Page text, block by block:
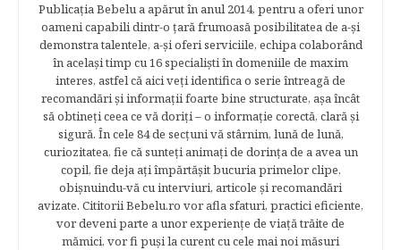
Publicația Bebelu a apărut în anul 2014, pentru a oferi unor
oameni capabili dintr-o ţară frumoasă posibilitatea de a-şi
demonstra talentele, a-şi oferi serviciile, echipa colaborând
în acelaşi timp cu 16 specialişti în domeniile de maxim
interes, astfel că aici veţi identifica o serie întreagă de
recomandări şi informaţii foarte bine structurate, aşa încât
să obtineţi ceea ce vă doriţi – o informaţie corectă, clară şi
sigură. În cele 84 de secțuni vă stârnim, lună de lună,
curiozitatea, fie că sunteţi animaţi de dorinţa de a avea un
copil, fie deja aţi împărtăşit bucuria primelor clipe,
obişnuindu-vă cu interviuri, articole şi recomandări
avizate. Cititorii Bebelu.ro vor afla sfaturi, practici eficiente,
vor deveni parte a unor experienţe de viaţă trăite de
mămici, vor fi puşi la curent cu cele mai noi măsuri